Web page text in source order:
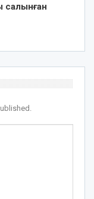
салынған